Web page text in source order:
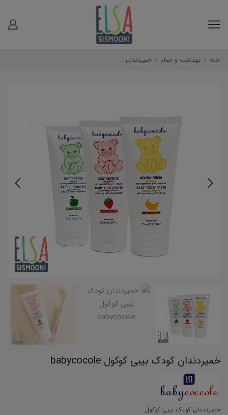
خانه بهداشت و حمام خمیردندان
خمیردندان کودک بیبی کوکول babycocole
خمیردندان کودک بیبی کوکول